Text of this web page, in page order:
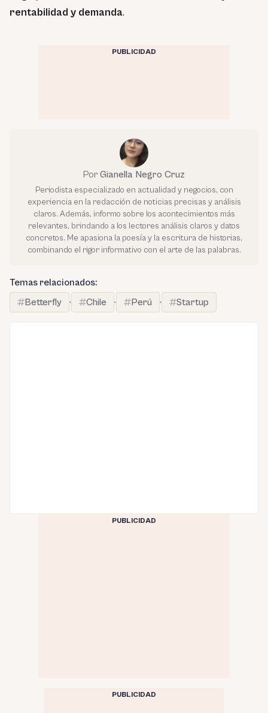
rentabilidad y demanda.
PUBLICIDAD
Por Gianella Negro Cruz
Periodista especializado en actualidad y negocios, con
experiencia en la redacción de noticias precisas y análisis
claros. Además, informo sobre los acontecimientos más
relevantes, brindando a los lectores análisis claros y datos
concretos. Me apasiona la poesía y la escritura de historias,
combinando el rigor informativo con el arte de las palabras.
Temas relacionados:
Betterfly
· Chile · Perú · Startup
PUBLICIDAD
PUBLICIDAD